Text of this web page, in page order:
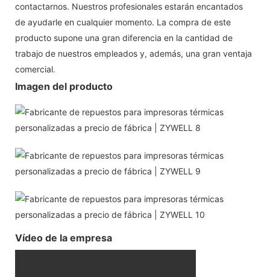
contactarnos. Nuestros profesionales estarán encantados
de ayudarle en cualquier momento. La compra de este
producto supone una gran diferencia en la cantidad de
trabajo de nuestros empleados y, además, una gran ventaja
comercial.
Imagen del producto
Vídeo de la empresa